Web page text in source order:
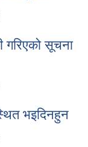
को सूचना
गरिएको सूचना
भइदिनहुन